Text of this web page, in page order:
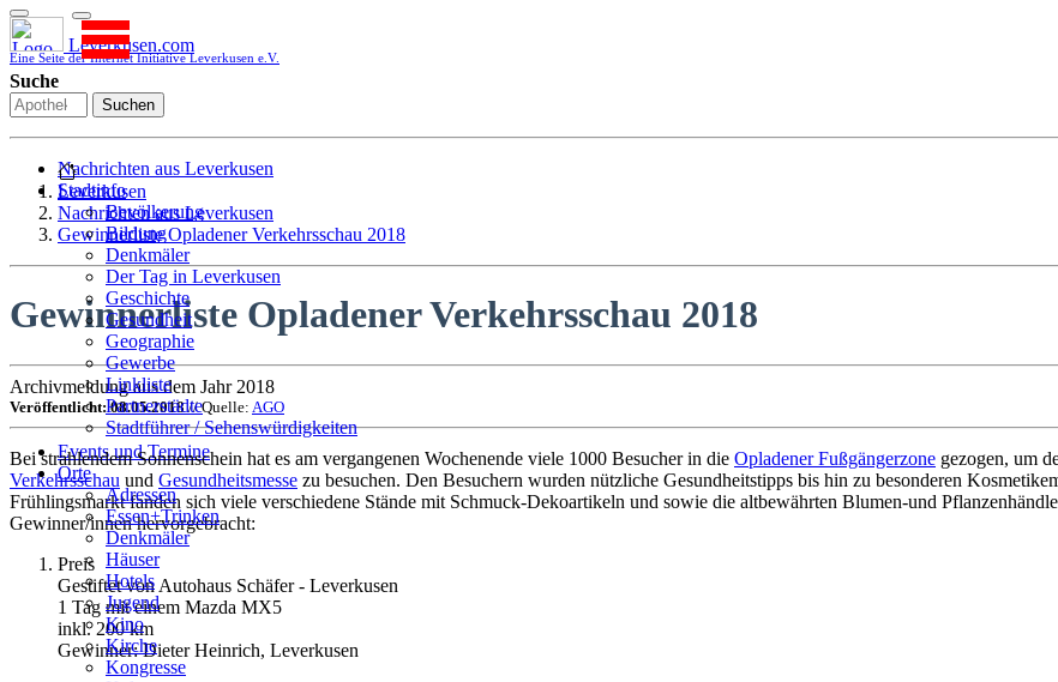
Leverkusen.com
Eine Seite der Internet Initiative Leverkusen e.V.
Suche
Suchen
Nachrichten aus Leverkusen
Stadtinfo
Bevölkerung
Bildung
Denkmäler
Der Tag in Leverkusen
Geschichte
Gesundheit
Geographie
Gewerbe
Linkliste
Partnerstädte
Stadtführer / Sehenswürdigkeiten
Stadtplan
Stadtteile
Sport
Who is who
Wohnen
Events und Termine
Orte
Adressen
Essen+Trinken
Denkmäler
Häuser
Hotels
Jugend
Kino
Kirche
Kongresse
Leverkusen
Nachrichten aus Leverkusen
Gewinnerliste Opladener Verkehrsschau 2018
Gewinnerliste Opladener Verkehrsschau 2018
Archivmeldung aus dem Jahr 2018
Veröffentlicht: 08.05.2018// Quelle: AGO
Bei strahlendem Sonnenschein hat es am vergangenen Wochenende viele 1000 Besucher in die Opladener Fußgängerzone gezogen, um
Verkehrsschau und Gesundheitsmesse zu besuchen. Den Besuchern wurden nützliche Gesundheitstipps bis hin zu besonderen
Frühlingsmarkt fanden sich viele verschiedene Stände mit Schmuck-Dekoartikeln und sowie die altbewährten Blumen-und
Gewinner/innen hervorgebracht:
Preis
Gestiftet von Autohaus Schäfer - Leverkusen
1 Tag mit einem Mazda MX5
inkl. 200 km
Gewinner: Dieter Heinrich, Leverkusen